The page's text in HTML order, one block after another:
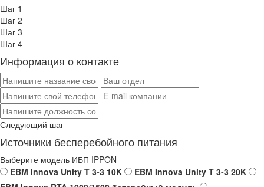
Шаг 1
Шаг 2
Шаг 3
Шаг 4
Информация о контакте
Следующий шаг
Источники бесперебойного питания
Выберите модель ИБП IPPON
EBM Innova Unity T 3-3 10K
EBM Innova Unity T 3-3 20K